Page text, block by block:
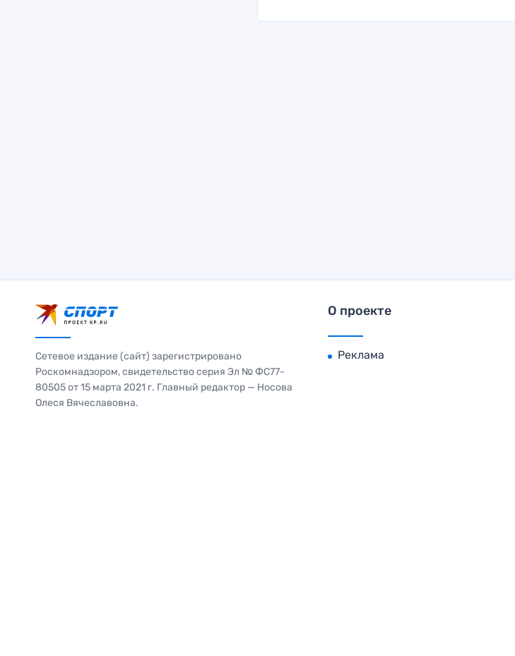
Сетевое издание (сайт) зарегистрировано
Роскомнадзором, свидетельство серия Эл № ФС77-
80505 от 15 марта 2021 г. Главный редактор — Носова
Олеся Вячеславовна.
О проекте
Реклама